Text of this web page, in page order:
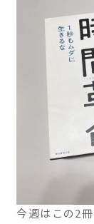
今週はこの2